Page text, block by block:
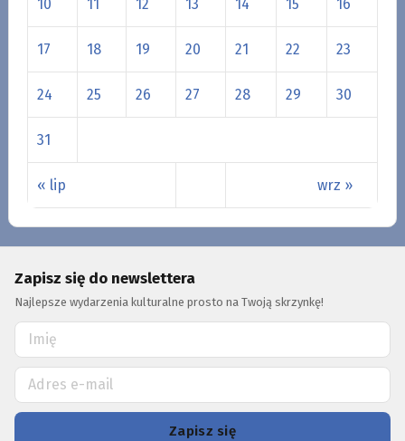
« lip wrz »
10 11 12 13 14 15 16
17 18 19 20 21 22 23
24 25 26 27 28 29 30
31
Zapisz się do newslettera
Najlepsze wydarzenia kulturalne prosto na Twoją skrzynkę!
Zapisz się